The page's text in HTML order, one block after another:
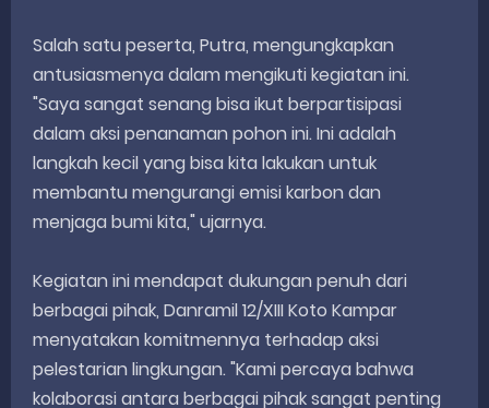
Salah satu peserta, Putra, mengungkapkan
antusiasmenya dalam mengikuti kegiatan ini.
"Saya sangat senang bisa ikut berpartisipasi
dalam aksi penanaman pohon ini. Ini adalah
langkah kecil yang bisa kita lakukan untuk
membantu mengurangi emisi karbon dan
menjaga bumi kita," ujarnya.
Kegiatan ini mendapat dukungan penuh dari
berbagai pihak, Danramil 12/XIII Koto Kampar
menyatakan komitmennya terhadap aksi
pelestarian lingkungan. "Kami percaya bahwa
kolaborasi antara berbagai pihak sangat penting